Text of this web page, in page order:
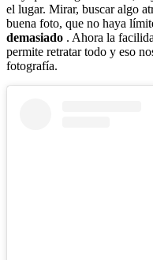
el lugar. Mirar, buscar algo
buena foto, que no haya
demasiado . Ahora la
permite retratar todo y eso
fotografía.